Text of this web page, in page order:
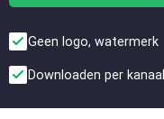
Geen logo, watermerk
Downloaden per kanaal